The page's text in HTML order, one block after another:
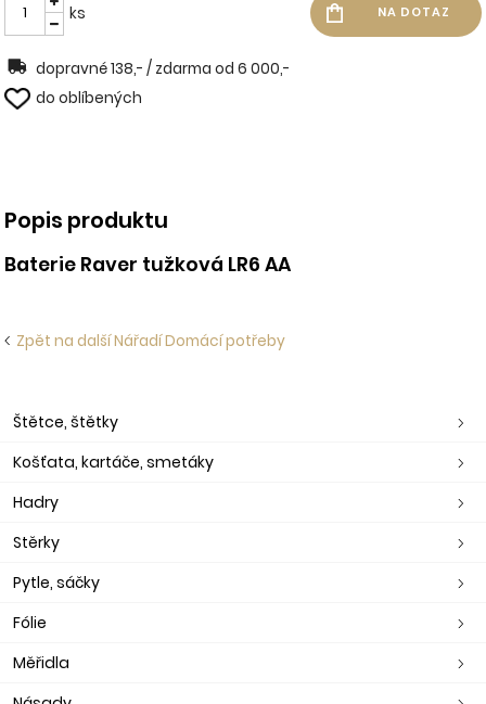
ks
dopravné 138,- / zdarma od 6 000,-
do oblíbených
Popis produktu
Baterie Raver tužková LR6 AA
Zpět na další Nářadí Domácí potřeby
Štětce, štětky
Košťata, kartáče, smetáky
Hadry
Stěrky
Pytle, sáčky
Fólie
Měřidla